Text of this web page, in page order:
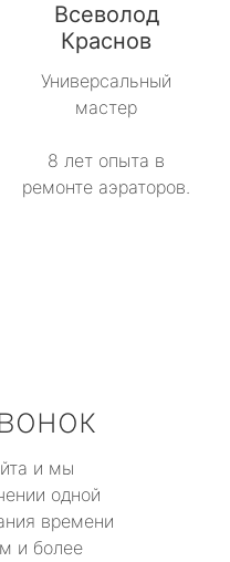
Всеволод
Краснов
Универсальный
мастер
8 лет опыта в
ремонте аэраторов.
и мы
одной
времени
и более